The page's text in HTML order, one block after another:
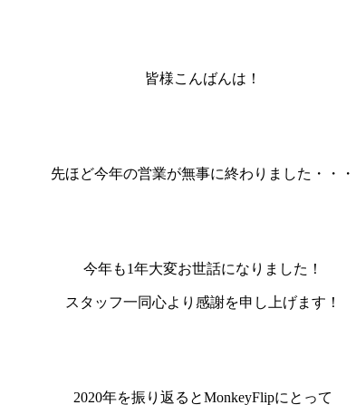
皆様こんばんは！
先ほど今年の営業が無事に終わりました・・・
今年も1年大変お世話になりました！
スタッフ一同心より感謝を申し上げます！
2020年を振り返るとMonkeyFlipにとって